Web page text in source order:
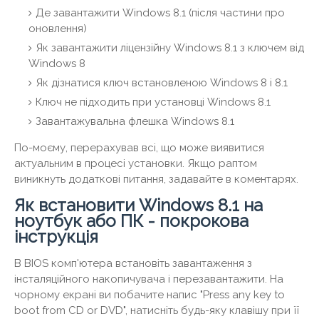
Де завантажити Windows 8.1 (після частини про
оновлення)
Як завантажити ліцензійну Windows 8.1 з ключем від
Windows 8
Як дізнатися ключ встановленою Windows 8 і 8.1
Ключ не підходить при установці Windows 8.1
Завантажувальна флешка Windows 8.1
По-моєму, перерахував всі, що може виявитися
актуальним в процесі установки. Якщо раптом
виникнуть додаткові питання, задавайте в коментарях.
Як встановити Windows 8.1 на
ноутбук або ПК - покрокова
інструкція
В BIOS комп'ютера встановіть завантаження з
інсталяційного накопичувача і перезавантажити. На
чорному екрані ви побачите напис "Press any key to
boot from CD or DVD", натисніть будь-яку клавішу при її